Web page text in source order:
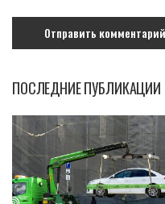
ПОСЛЕДНИЕ ПУБЛИКАЦИИ